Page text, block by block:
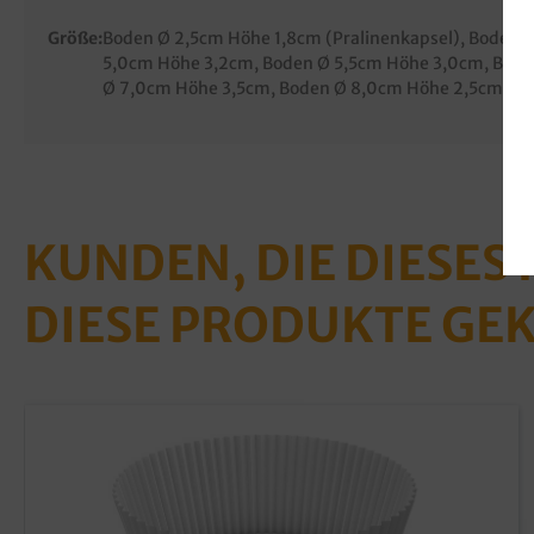
Größe:Boden Ø 2,5cm Höhe 1,8cm (Pralinenkapsel) , Boden
5,0cm Höhe 3,2cm , Boden Ø 5,5cm Höhe 3,0cm ,
Ø 7,0cm Höhe 3,5cm , Boden Ø 8,0cm Höhe 2,5cm ,
KUNDEN, DIE
DIESE PRODUKTE